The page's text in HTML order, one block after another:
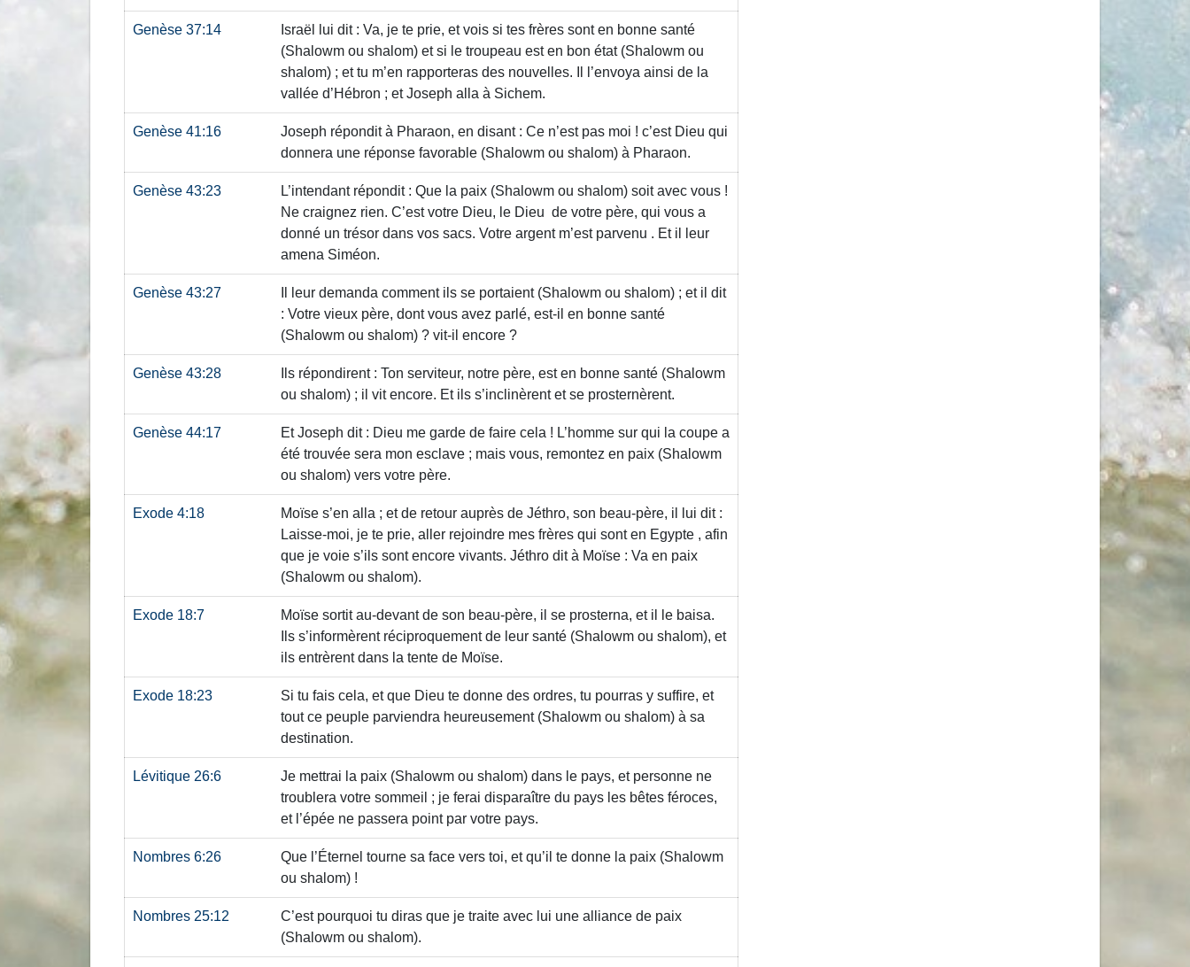
Genèse 37:14
Israël lui dit : Va, je te prie, et vois si tes frères sont en bonne santé
(Shalowm ou shalom) et si le troupeau est en bon état (Shalowm ou
shalom) ; et tu m’en rapporteras des nouvelles. Il l’envoya ainsi de la
vallée d’Hébron ; et Joseph alla à Sichem.
Genèse 41:16
Joseph répondit à Pharaon, en disant : Ce n’est pas moi ! c’est Dieu qui
donnera une réponse favorable (Shalowm ou shalom) à Pharaon.
Genèse 43:23 L’intendant répondit : Que la paix (Shalowm ou shalom) soit avec vous !
Ne craignez rien. C’est votre Dieu, le Dieu de votre père, qui vous a
donné un trésor dans vos sacs. Votre argent m’est parvenu . Et il leur
amena Siméon.
Genèse 43:27 Il leur demanda comment ils se portaient (Shalowm ou shalom) ; et il dit
: Votre vieux père, dont vous avez parlé, est-il en bonne santé
(Shalowm ou shalom) ? vit-il encore ?
Genèse 43:28 Ils répondirent : Ton serviteur, notre père, est en bonne santé (Shalowm
ou shalom) ; il vit encore. Et ils s’inclinèrent et se prosternèrent.
Genèse 44:17
Et Joseph dit : Dieu me garde de faire cela ! L’homme sur qui la coupe a
été trouvée sera mon esclave ; mais vous, remontez en paix (Shalowm
ou shalom) vers votre père.
Exode 4:18
Moïse s’en alla ; et de retour auprès de Jéthro, son beau-père, il lui dit :
Laisse-moi, je te prie, aller rejoindre mes frères qui sont en Egypte , afin
que je voie s’ils sont encore vivants. Jéthro dit à Moïse : Va en paix
(Shalowm ou shalom).
Exode 18:7
Moïse sortit au-devant de son beau-père, il se prosterna, et il le baisa.
Ils s’informèrent réciproquement de leur santé (Shalowm ou shalom), et
ils entrèrent dans la tente de Moïse.
Exode 18:23
Si tu fais cela, et que Dieu te donne des ordres, tu pourras y suffire, et
tout ce peuple parviendra heureusement (Shalowm ou shalom) à sa
destination.
Lévitique 26:6 Je mettrai la paix (Shalowm ou shalom) dans le pays, et personne ne
troublera votre sommeil ; je ferai disparaître du pays les bêtes féroces,
et l’épée ne passera point par votre pays.
Nombres 6:26 Que l’Éternel tourne sa face vers toi, et qu’il te donne la paix (Shalowm
ou shalom) !
Nombres 25:12
C’est pourquoi tu diras que je traite avec lui une alliance de paix
(Shalowm ou shalom).